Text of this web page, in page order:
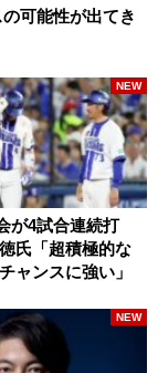
可能性が出てき
が4試合連続打
氏「超積極的な
ャンスに強い」
NEW
NEW